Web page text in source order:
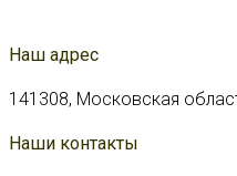
Наш адрес
141308, Московская
Наши контакты